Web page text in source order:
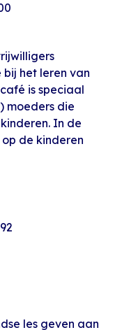
het leren van
is speciaal
moeders die
In de
de kinderen
les geven aan